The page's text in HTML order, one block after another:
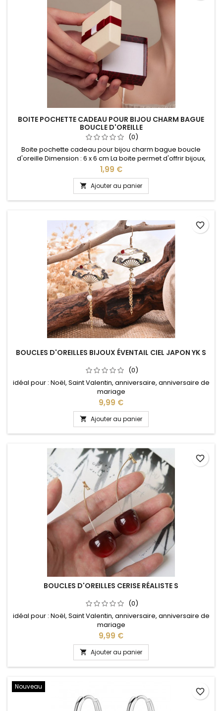
BOITE POCHETTE CADEAU POUR BIJOU CHARM BAGUE
BOUCLE D'OREILLE
(0)
Boite pochette cadeau pour bijou charm bague boucle
d'oreille Dimension : 6 x 6 cm La boite permet d'offrir bijoux,
charms, bracelets dans un magnifique écrin idéal pour : Noël,
Saint Valentin, anniversaire, anniversaire de mariage, fête
des mères
Prix
1,99 €
 Ajouter au panier
BOUCLES D'OREILLES BIJOUX ÉVENTAIL CIEL JAPON YK S
(0)
idéal pour : Noël, Saint Valentin, anniversaire, anniversaire de
mariage
Prix
9,99 €
 Ajouter au panier
favorite_border
BOUCLES D'OREILLES CERISE RÉALISTE S
(0)
idéal pour : Noël, Saint Valentin, anniversaire, anniversaire de
mariage
Prix
9,99 €
 Ajouter au panier
favorite_border
Nouveau
favorite_border